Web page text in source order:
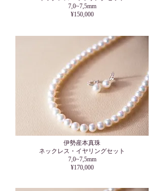
7,0~7,5mm
¥150,000
伊勢産本真珠
​ネックレス・イヤリングセット
7,0~7,5mm
¥170,000